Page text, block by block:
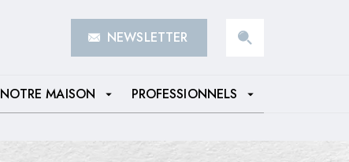
NEWSLETTER
NOTRE MAISON arrow_drop_down PROFESSIONNELS arrow_drop_down